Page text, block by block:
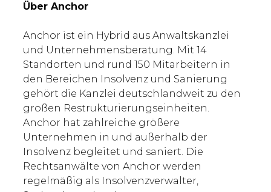
Über Anchor
Anchor ist ein Hybrid aus Anwaltskanzlei
und Unternehmensberatung. Mit 14
Standorten und rund 150 Mitarbeitern in
den Bereichen Insolvenz und Sanierung
gehört die Kanzlei deutschlandweit zu den
großen Restrukturierungseinheiten.
Anchor hat zahlreiche größere
Unternehmen in und außerhalb der
Insolvenz begleitet und saniert. Die
Rechtsanwälte von Anchor werden
regelmäßig als Insolvenzverwalter,